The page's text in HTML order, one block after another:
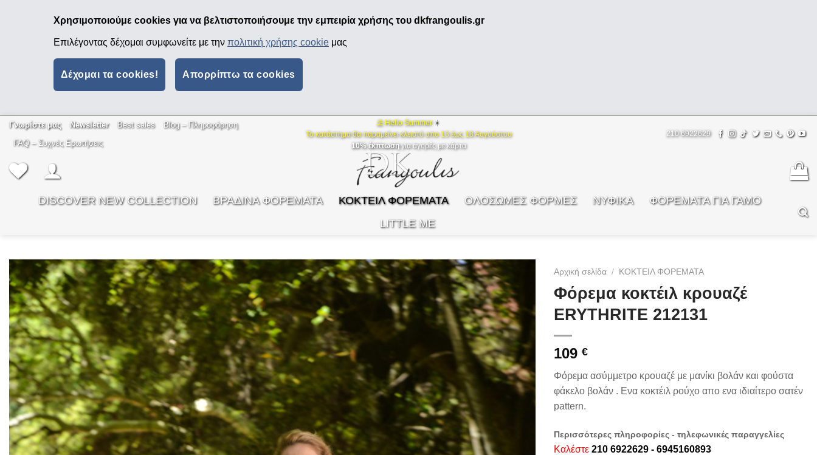
Χρησιμοποιούμε cookies για να βελτιστοποιήσουμε την εμπειρία χρήσης του dkfrangoulis.gr
Επιλέγοντας δέχομαι συμφωνείτε με την πολιτική χρήσης cookie μας
Δέχομαι τα cookies! Απορρίπτω τα cookies
Μετάβαση
Γνωρίστε μας Newsletter Best sales
Βlog – Πληροφόρηση
FAQ – Συχνές Ερωτήσεις
⛱ Hello Summer ☀️
Το κατάστημα θα παραμείνει κλειστό απο 13 έως 18 Αυγούστου
10% έκπτωσηγια αγορές με κάρτα
210 6922629
DISCOVER NEW COLLECTION ΒΡΑΔΙΝΑ ΦΟΡΕΜΑΤΑ ΚΟΚΤΕΙΛ ΦΟΡΕΜΑΤΑ ΟΛΟΣΩΜΕΣ ΦΟΡΜΕΣ ΝΥΦΙΚΑ
ΦOΡΕΜΑΤΑ ΓΙΑ ΓΑΜΟ
LITTLE ME
Add to
wishlist
Αρχική σελίδα / ΚΟΚΤΕΙΛ ΦΟΡΕΜΑΤΑ
Φόρεμα κοκτέιλ κρουαζέ
ERYTHRITE 212131
109 €
Φόρεμα ασύμμετρο κρουαζέ με μανίκι βολάν και φούστα
φάκελο βολάν . Ενα κοκτέιλ ρούχο απο ενα ιδιαίτερο σατέν
pattern.
Περισσότερες πληροφορίες - τηλεφωνικές παραγγελίες
Καλέστε 210 6922629 - 6945160893